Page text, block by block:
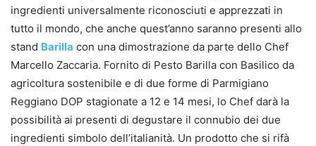
ingredienti universalmente riconosciuti e apprezzati in
tutto il mondo, che anche quest’anno saranno presenti allo
stand Barilla con una dimostrazione da parte dello Chef
Marcello Zaccaria. Fornito di Pesto Barilla con Basilico da
agricoltura sostenibile e di due forme di Parmigiano
Reggiano DOP stagionate a 12 e 14 mesi, lo Chef darà la
possibilità ai presenti di degustare il connubio dei due
ingredienti simbolo dell’italianità. Un prodotto che si rifà